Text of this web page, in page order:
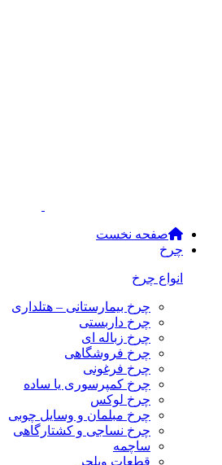
صفحه نخست
چرخ
انواع چرخ
چرخ بیمارستانی – هتلداری
چرخ داربستی
چرخ زباله ای
چرخ فروشگاهی
چرخ فرغونی
چرخ کمپرسوری یا ساده
چرخ لوکس
چرخ مبلمان و وسایل چوبی
چرخ نساجی و کشتارگاهی
ساچمه
قطعات ویلچر